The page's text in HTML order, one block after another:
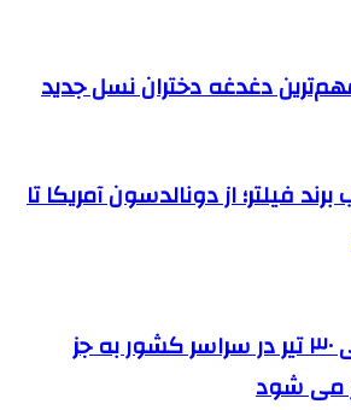
دغدغه دختران نسل جدید
فیلتر؛ از دونالدسون آمریکا تا
امتحانات نهایی ۳۰ تیر در سراسر کشور به جز
می شود